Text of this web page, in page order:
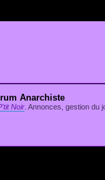
Anarchiste
Noir . Annonces, gestion du